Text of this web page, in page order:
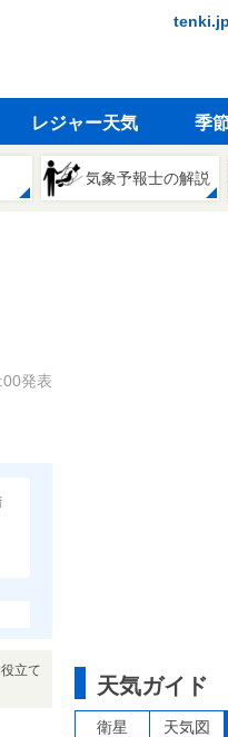
レジャー天気 季
気象予報士の解説
発表
立て
天気ガイド
衛星 天気図